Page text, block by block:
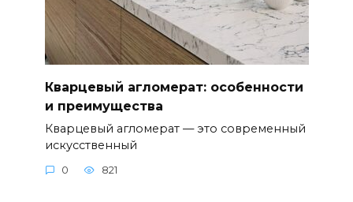
Кварцевый агломерат: особенности
и преимущества
Кварцевый агломерат — это современный
искусственный
0 821